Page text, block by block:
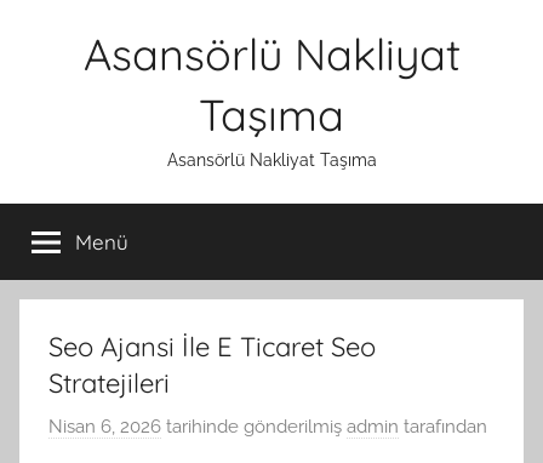
Asansörlü Nakliyat
Taşıma
Asansörlü Nakliyat Taşıma
Menü
Seo Ajansi İle E Ticaret Seo
Stratejileri
Nisan 6, 2026 tarihinde gönderilmiş admin tarafından